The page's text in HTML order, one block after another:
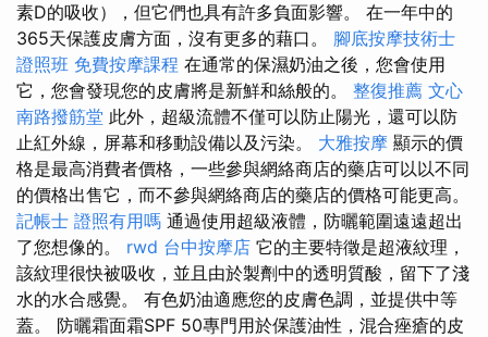
素D的吸收），但它們也具有許多負面影響。 在一年中的
365天保護皮膚方面，沒有更多的藉口。 腳底按摩技術士
證照班 免費按摩課程 在通常的保濕奶油之後，您會使用
它，您會發現您的皮膚將是新鮮和絲般的。 整復推薦 文心
南路撥筋堂 此外，超級流體不僅可以防止陽光，還可以防
止紅外線，屏幕和移動設備以及污染。 大雅按摩 顯示的價
格是最高消費者價格，一些參與網絡商店的藥店可以以不同
的價格出售它，而不參與網絡商店的藥店的價格可能更高。
記帳士 證照有用嗎 通過使用超級液體，防曬範圍遠遠超出
了您想像的。 rwd 台中按摩店 它的主要特徵是超液紋理，
該紋理很快被吸收，並且由於製劑中的透明質酸，留下了淺
水的水合感覺。 有色奶油適應您的皮膚色調，並提供中等
蓋。 防曬霜面霜SPF 50專門用於保護油性，混合痤瘡的皮